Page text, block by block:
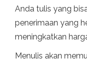
Anda tulis yang
penerimaan yang
meningkatkan
Menulis akan